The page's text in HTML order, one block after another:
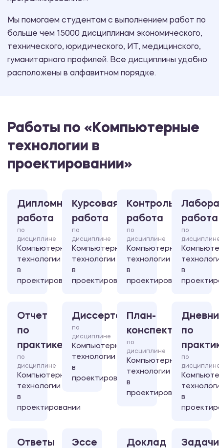
Мы помогаем студентам с выполнением работ по
больше чем 15000 дисциплинам экономического,
технического, юридического, ИТ, медицинского,
гуманитарного профилей. Все дисциплины удобно
расположены в алфавитном порядке.
Работы по «Компьютерные
технологии в
проектировании»
Дипломная
работа
по
дисциплине
Компьютерные
технологии
в
проектировании
Курсовая
работа
по
дисциплине
Компьютерные
технологии
в
проектировании
Контрольная
работа
по
дисциплине
Компьютерные
технологии
в
проектировании
работа
по
в
Отчет
по
практике
по
дисциплине
Компьютерные
технологии
в
проектировании
Диссертация
по
дисциплине
Компьютерные
технологии
в
проектировании
План-
конспект
по
дисциплине
Компьютерные
технологии
в
проектировании
по
по
в
Ответы
Эссе Доклад Задачи